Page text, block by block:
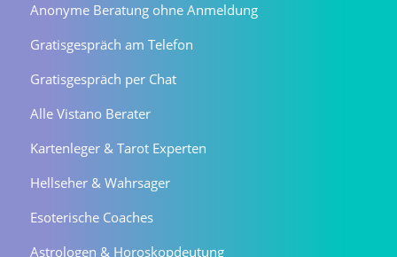
Anonyme Beratung ohne Anmeldung
Gratisgespräch am Telefon
Gratisgespräch per Chat
Alle Vistano Berater
Kartenleger & Tarot Experten
Hellseher & Wahrsager
Esoterische Coaches
Astrologen & Horoskopdeutung